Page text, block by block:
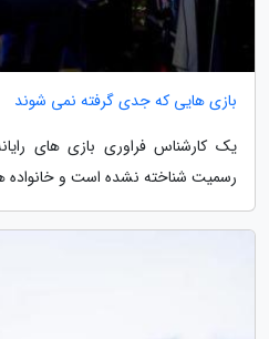
بازی هایی که جدی گرفته نمی شوند
یک کارشناس فراوری بازی های
رسمیت شناخته نشده است و خانواده